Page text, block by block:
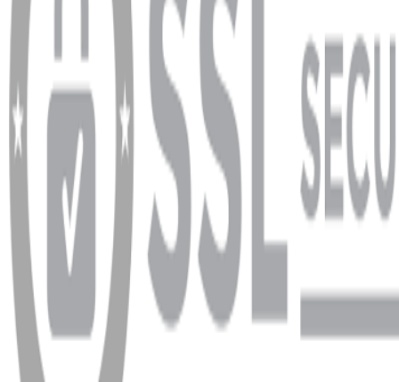
info@dukkanhifi.com
0850 441 40 44
info@dukkanhifi.com 0850 441 40 44
Çalışma Saatleri: Pazartesi - Cuma 09:30 - 19:30, Cumartesi 10:00 - 18:00